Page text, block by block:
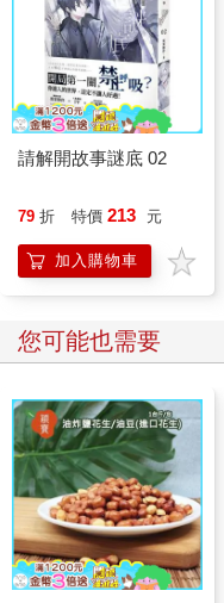
撐不過這十年。
但他也產生了疑問，認為
施？單板滑雪的熱潮並沒
近年來，新月高原滑雪場
他看向剛才一起搭纜車的
熟練地開始滑行，在轉彎
的技巧，他們有職業水準
如果有更多像他們一樣，
客，滑雪場的經營或許可
忍不住這麼想。
請解開故事謎底 02
79 折 特價 213 元
加入購物車
您可能也需要